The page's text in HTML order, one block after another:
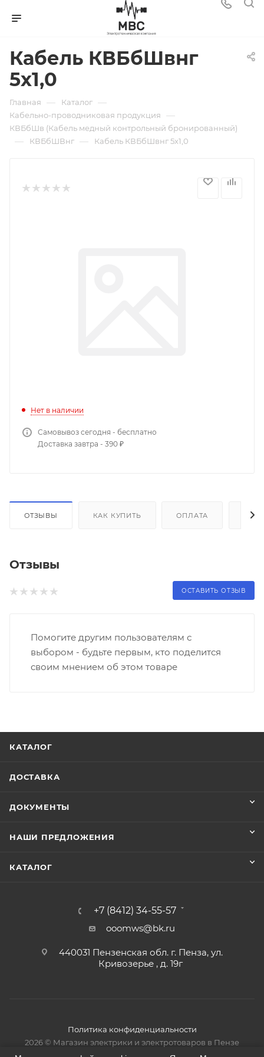
Кабель КВБбШвнг
5х1,0
Главная — Каталог —
Кабельно-проводниковая продукция —
КВБбШв (Кабель медный контрольный бронированный)
— КВБбШВнг — Кабель КВБбШвнг 5х1,0
Нет в наличии
Самовывоз сегодня - бесплатно
Доставка завтра - 390 ₽
ОТЗЫВЫ КАК КУПИТЬ ОПЛАТА
Отзывы
ОСТАВИТЬ ОТЗЫВ
Помогите другим пользователям с
выбором - будьте первым, кто поделится
своим мнением об этом товаре
КАТАЛОГ
ДОСТАВКА
ДОКУМЕНТЫ
НАШИ ПРЕДЛОЖЕНИЯ
КАТАЛОГ
+7 (8412) 34-55-57
ooomws@bk.ru
440031 Пензенская обл. г. Пенза, ул.
Кривозерье , д. 19г
Политика конфиденциальности
2026 © Магазин электрики и электротоваров в Пензе